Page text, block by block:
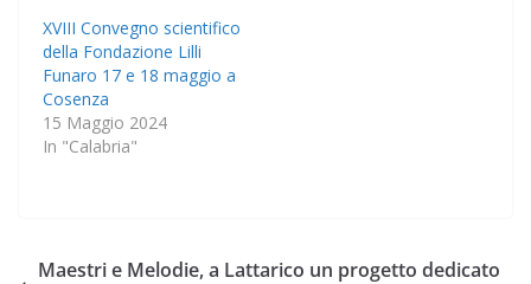
XVIII Convegno scientifico
della Fondazione Lilli
Funaro 17 e 18 maggio a
Cosenza
15 Maggio 2024
In "Calabria"
Maestri e Melodie, a Lattarico un progetto dedicato